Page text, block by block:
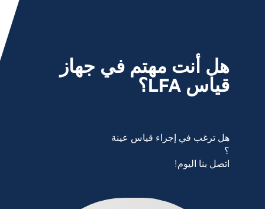
هل أنت مهتم في جهاز
قياس LFA؟
هل ترغب في إجراء قياس عينة
؟
اتصل بنا اليوم!